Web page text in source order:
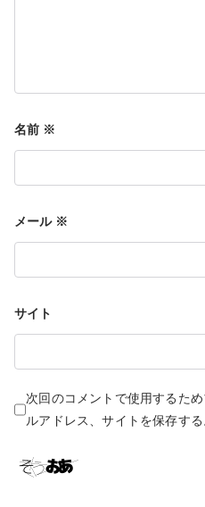
シ
ョ
ン
名前 ※
メール ※
サイト
次回のコメントで使用するた
ルアドレス、サイトを保存する